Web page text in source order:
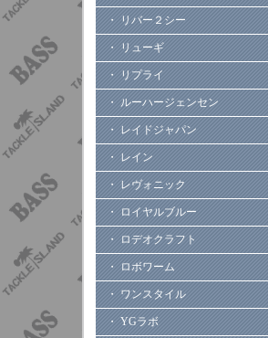
・ リバー２シー
・ リューギ
・ リプライ
・ ルーハージェンセン
・ レイドジャパン
・ レイン
・ レヴォニック
・ ロイヤルブルー
・ ロデオクラフト
・ ロボワーム
・ ワンスタイル
・ YGラボ